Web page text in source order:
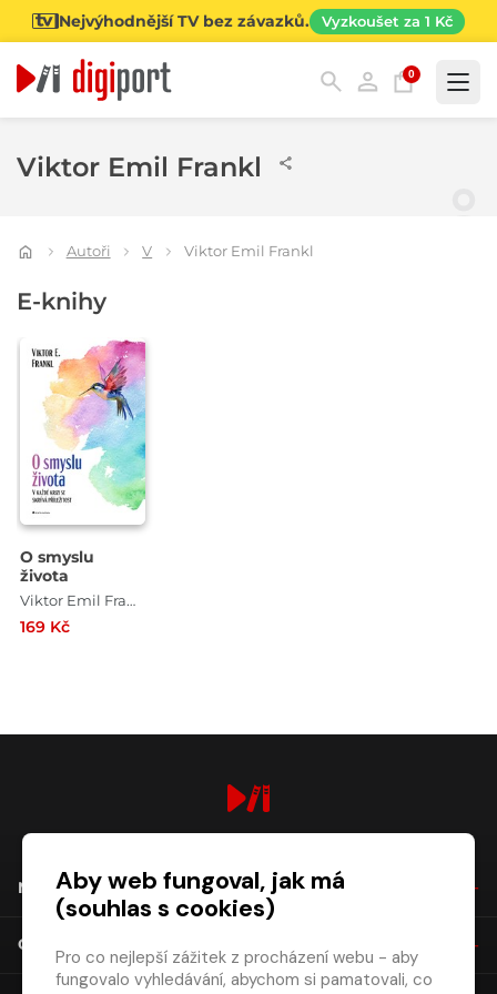
Nejvýhodnější TV bez závazků. Vyzkoušet za 1 Kč
0
Viktor Emil Frankl
Autoři V Viktor Emil Frankl
E-knihy
O smyslu
života
Viktor Emil Frankl
169 Kč
NÁKUP
O SPOLEČNOSTI
Aby web fungoval, jak má
(souhlas s cookies)
Pro co nejlepší zážitek z procházení webu - aby
fungovalo vyhledávání, abychom si pamatovali, co